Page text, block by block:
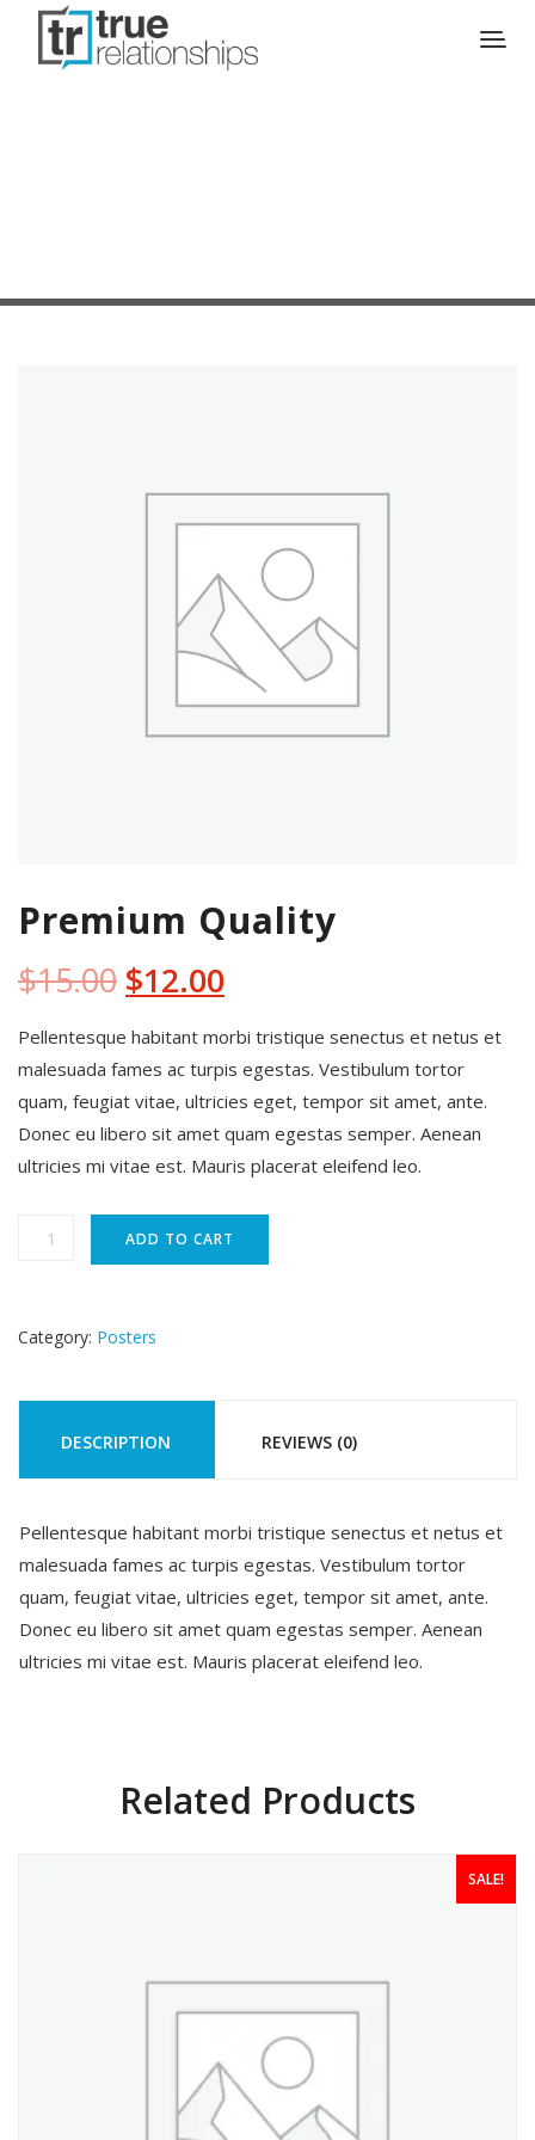
Premium Quality
$15.00 Original
price
was:
$15.00.
$12.00Current
price
is:
$12.00.
Pellentesque habitant morbi tristique senectus et netus et
malesuada fames ac turpis egestas. Vestibulum tortor
quam, feugiat vitae, ultricies eget, tempor sit amet, ante.
Donec eu libero sit amet quam egestas semper. Aenean
ultricies mi vitae est. Mauris placerat eleifend leo.
Premium
ADD TO CART
Category: Posters
DESCRIPTION REVIEWS (0)
Pellentesque habitant morbi tristique senectus et netus et
malesuada fames ac turpis egestas. Vestibulum tortor
quam, feugiat vitae, ultricies eget, tempor sit amet, ante.
Donec eu libero sit amet quam egestas semper. Aenean
ultricies mi vitae est. Mauris placerat eleifend leo.
Related Products
SALE!